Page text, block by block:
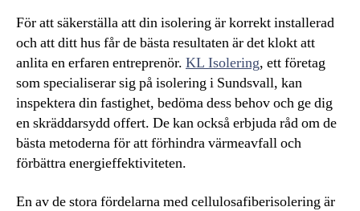
För att säkerställa att din isolering är korrekt installerad
och att ditt hus får de bästa resultaten är det klokt att
anlita en erfaren entreprenör. KL Isolering, ett företag
som specialiserar sig på isolering i Sundsvall, kan
inspektera din fastighet, bedöma dess behov och ge dig
en skräddarsydd offert. De kan också erbjuda råd om de
bästa metoderna för att förhindra värmeavfall och
förbättra energieffektiviteten.
En av de stora fördelarna med cellulosafiberisolering är